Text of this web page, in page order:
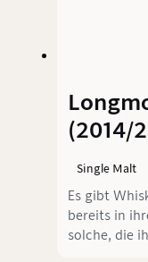
(2014/
Single Malt
Es gibt
bereits in
solche, die